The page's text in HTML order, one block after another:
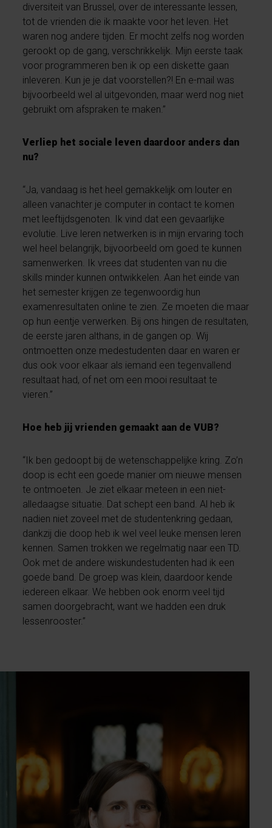
diversiteit van Brussel, over de interessante lessen,
tot de vrienden die ik maakte voor het leven. Het
waren nog andere tijden. Er mocht zelfs nog worden
gerookt op de gang, verschrikkelijk. Mijn eerste taak
voor programmeren ben ik op een diskette gaan
inleveren. Kun je je dat voorstellen?! En e-mail was
bijvoorbeeld wel al uitgevonden, maar werd nog niet
gebruikt om afspraken te maken.”
Verliep het sociale leven daardoor anders dan
nu?
“Ja, vandaag is het heel gemakkelijk om louter en
alleen vanachter je computer in contact te komen
met leeftijdsgenoten. Ik vind dat een gevaarlijke
evolutie. Live leren netwerken is in mijn ervaring toch
wel heel belangrijk, bijvoorbeeld om goed te kunnen
samenwerken. Ik vrees dat studenten van nu die
skills minder kunnen ontwikkelen. Aan het einde van
het semester krijgen ze tegenwoordig hun
examenresultaten online te zien. Ze moeten die maar
op hun eentje verwerken. Bij ons hingen de resultaten,
de eerste jaren althans, in de gangen op. Wij
ontmoetten onze medestudenten daar en waren er
dus ook voor elkaar als iemand een tegenvallend
resultaat had, of net om een mooi resultaat te
vieren.”
Hoe heb jij vrienden gemaakt aan de VUB?
“Ik ben gedoopt bij de wetenschappelijke kring. Zo’n
doop is echt een goede manier om nieuwe mensen
te ontmoeten. Je ziet elkaar meteen in een niet-
alledaagse situatie. Dat schept een band. Al heb ik
nadien niet zoveel met de studentenkring gedaan,
dankzij die doop heb ik wel veel leuke mensen leren
kennen. Samen trokken we regelmatig naar een TD.
Ook met de andere wiskundestudenten had ik een
goede band. De groep was klein, daardoor kende
iedereen elkaar. We hebben ook enorm veel tijd
samen doorgebracht, want we hadden een druk
lessenrooster.”